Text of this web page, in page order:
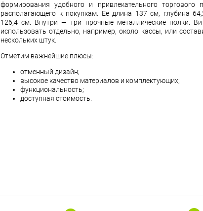
формирования удобного и привлекательного торгового
располагающего к покупкам. Ее длина 137 см, глубина
126,4 см. Внутри — три прочные металлические полки.
использовать отдельно, например, около кассы, или
нескольких штук.
Отметим важнейшие плюсы:
отменный дизайн;
высокое качество материалов и комплектующих;
функциональность;
доступная стоимость.